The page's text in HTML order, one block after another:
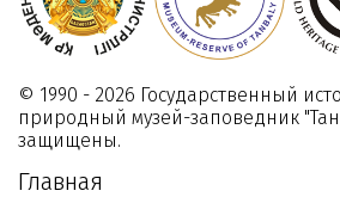
© 1990 - 2026 Государственный
природный музей-заповедник
защищены.
Главная